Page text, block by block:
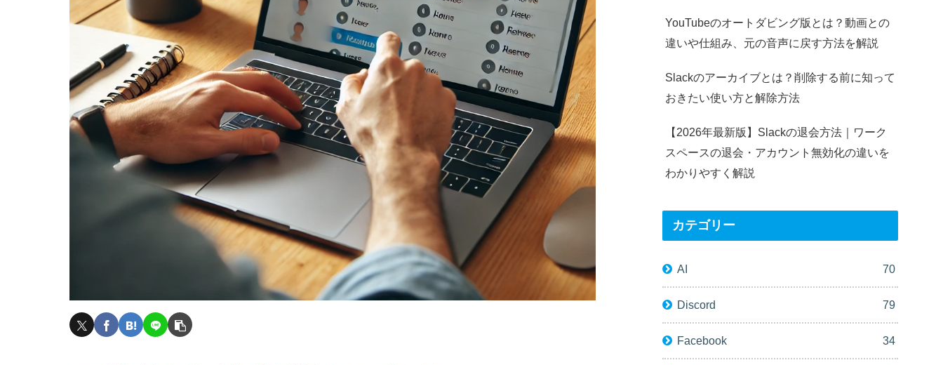
YouTubeのオートダビング版とは？動画との
違いや仕組み、元の音声に戻す方法を解説
Slackのアーカイブとは？削除する前に知って
おきたい使い方と解除方法
【2026年最新版】Slackの退会方法｜ワーク
スペースの退会・アカウント無効化の違いを
わかりやすく解説
カテゴリー
AI 70
Discord 79
Facebook 34